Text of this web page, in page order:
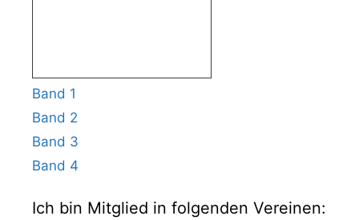
Band 1
Band 2
Band 3
Band 4
Ich bin Mitglied in folgenden Vereinen: